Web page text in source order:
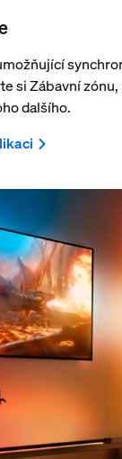
si Zábavní
dalšího.